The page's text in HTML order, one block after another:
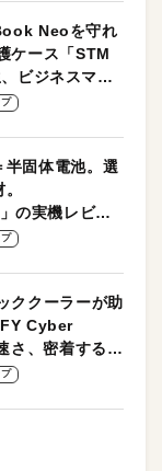
Neoを守れ
ケース「STM
ビジネスマン
プ
半固体電池。選
の実機レビュ
プ
ククーラーが助
Cyber
さ、密着する冷
性がグッド！
プ